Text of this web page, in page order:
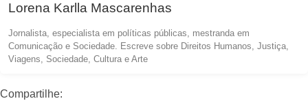
Lorena Karlla Mascarenhas
Jornalista, especialista em políticas públicas, mestranda em
Comunicação e Sociedade. Escreve sobre Direitos Humanos, Justiça,
Viagens, Sociedade, Cultura e Arte
Compartilhe: